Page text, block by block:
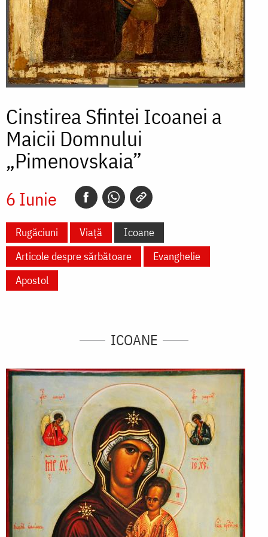
Cinstirea Sfintei Icoanei a
Maicii Domnului
„Pimenovskaia”
6 Iunie
Rugăciuni Viață
Icoane
Articole despre sărbătoare
Evanghelie
Apostol
ICOANE